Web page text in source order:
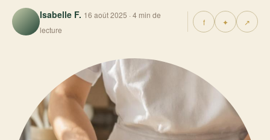
Isabelle F. 16 août 2025 · 4 min de
lecture
f ✦ ↗